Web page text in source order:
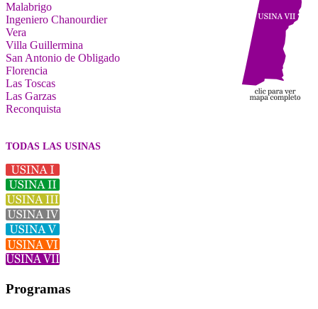
Malabrigo
Ingeniero Chanourdier
Vera
Villa Guillermina
San Antonio de Obligado
Florencia
Las Toscas
Las Garzas
Reconquista
TODAS LAS USINAS
Programas